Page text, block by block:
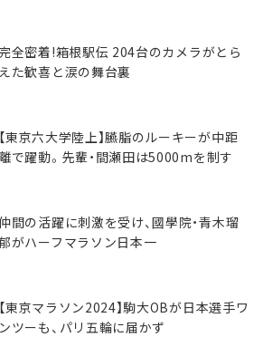
全密着!箱根駅伝 204台のカメラがとら
えた歓喜と涙の舞台裏
【東京六大学陸上】臙脂のルーキーが中距
離で躍動。先輩・間瀬田は5000mを制す
間の活躍に刺激を受け、國學院・青木瑠
がハーフマラソン日本一
【東京マラソン2024】駒大OBが日本選手ワ
ンツーも、パリ五輪に届かず